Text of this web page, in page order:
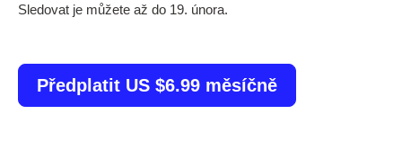
Sledovat je můžete až do 19. února.
Předplatit US $6.99 měsíčně